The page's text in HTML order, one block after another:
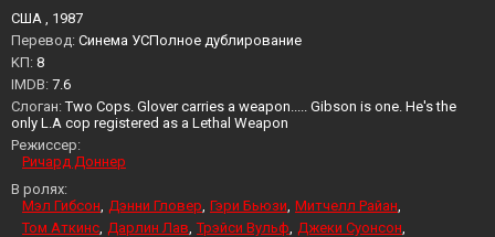
США , 1987
Перевод: Синема УСПолное дублирование
KП: 8
IMDB: 7.6
Слоган:Two Cops. Glover carries a weapon..... Gibson is one. He's the
only L.A cop registered as a Lethal Weapon
Режиссер:
Ричард Доннер
В ролях:
Мэл Гибсон Дэнни Гловер Гэри Бьюзи Митчелл Райан
Том Аткинс Дарлин Лав Трэйси Вульф Джеки Суонсон